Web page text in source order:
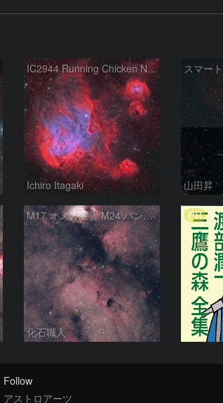
IC2944 Running Chicken Nebula
Ichiro Itagaki 山田昇
M17 オメガ星雲 M24 バンビの横顔 いて座
化石職人
PR
Follow
アストロアーツ